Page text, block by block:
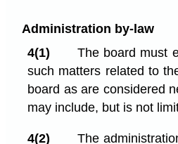
Administration by-law
4(1)
The board must
such matters related to
board as are considered
may include, but is not
4(2) The